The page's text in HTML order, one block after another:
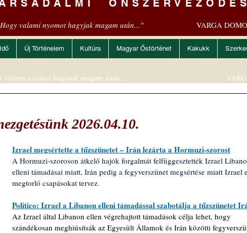
Hogy valami nyomot hagyjak magam után..." VARGA
Új Történelem Kultúra Magyar Őstörténet Kakukk
2026.04.10.
Izrael megsértette a tűzszünetet – Irán lezárta a Hormuzi-szorost
A Hormuzi-szoroson átkelő hajók forgalmát felfüggesztették Izrael
elleni támadásai miatt, Irán pedig a fegyverszünet megsértése miatt Izrael
megtorló csapásokat tervez.
Politico: Izrael a Libanon elleni támadással szabotálja a tűzszünetet
Az Izrael által Libanon ellen végrehajtott támadások célja lehet, hogy
szándékosan meghiúsítsák az Egyesült Államok és Irán közötti
valami nyomot hagyjak magam után..."